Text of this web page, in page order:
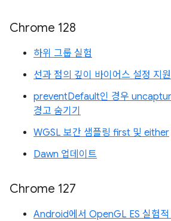
Chrome 128
하위 그룹 실험
선과 점의 깊이 바이어스 설정 지
preventDefault인 경우
경고 숨기기
WGSL 보간 샘플링 first 및 either
Dawn 업데이트
Chrome 127
Android에서 OpenGL ES 실험적